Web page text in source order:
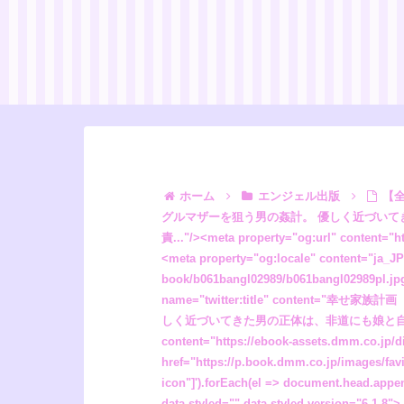
ホーム エンジェル出版 【全部無料フル漫画】幸せ家族計画 【単話】”/><meta property="og:description" content="女手一つで娘を育ててきたシングルマザーを狙う男の姦計。 優しく近づいてきた男の正体は、非道にも娘